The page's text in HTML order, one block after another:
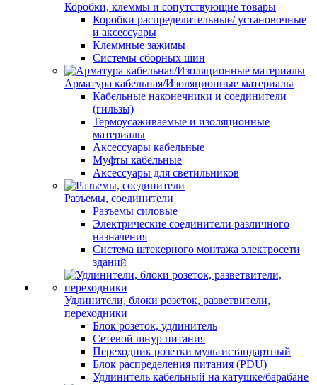
Коробки, клеммы и сопутствующие товары
Коробки распределительные/ установочные
и аксессуары
Клеммные зажимы
Системы сборных шин
Арматура кабельная/Изоляционные материалы
Кабельные наконечники и соединители
(гильзы)
Термоусаживаемые и изоляционные
материалы
Аксессуары кабельные
Муфты кабельные
Аксессуары для светильников
Разъемы, соединители
Разъемы силовые
Электрические соединители различного
назначения
Система штекерного монтажа электросети
зданий
Удлинители, блоки розеток, разветвители,
переходники
Блок розеток, удлинитель
Сетевой шнур питания
Переходник розетки мультистандартный
Блок распределения питания (PDU)
Удлинитель кабельный на катушке/барабане